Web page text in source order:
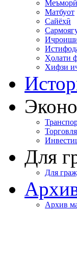
Меъморӣ
Матбуот
Сайёҳӣ
Ҳолати
Хифзи
Для
Для
Архив